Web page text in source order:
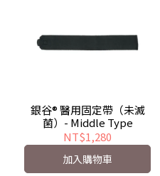
銀谷® 醫用固定帶（未滅
菌）- Middle Type
NT$1,280
加入購物車